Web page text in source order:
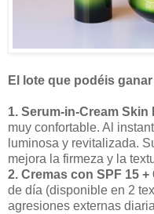
El lote que podéis
1. Serum-in-Cream Skin
muy confortable. Al
luminosa y revitalizada.
mejora la firmeza y la
2. Cremas con SPF 15 +
de día (disponible en 2
agresiones externas